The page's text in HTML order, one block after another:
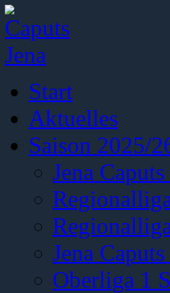
Start
Aktuelles
Saison 2025/
Jena
Jena
Oberliga 1